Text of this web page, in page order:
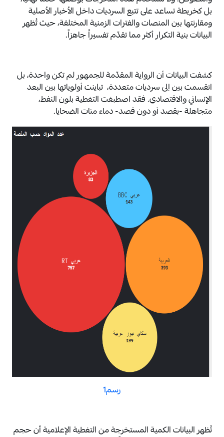
بل كخريطة تساعد على تتبع السرديات داخل الأخبار الأصلية
ومقارنتها بين المنصات والفترات الزمنية المختلفة، حيث تُظهر
البيانات بنية التكرار أكثر مما تقدّم تفسيراً جاهزاً.
كشفت البيانات أن الرواية المقدّمة للجمهور لم تكن واحدة، بل
انقسمت بين إلى سرديات متعددة، تباينت أولوياتها بين البعد
الإنساني والاقتصادي. فقد اصطبغت التغطية بلون النفط،
متجاهلة -بقصد أو دون قصد- دماء مئات الضحايا.
رسم1
تُظهر البيانات الكمية المستخرجة من التغطية الإعلامية أن حجم